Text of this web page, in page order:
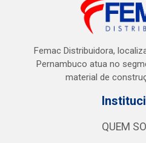
Femac Distribuidora,
Pernambuco atua no
material de
QUEM